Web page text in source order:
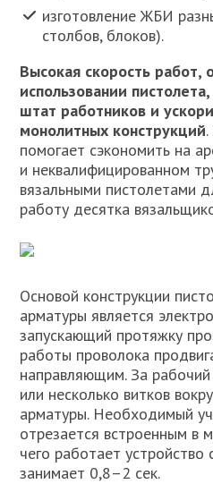
изготовление ЖБИ
столбов, блоков).
Высокая скорость работ,
использовании
штат работников и
монолитных конструкций
помогает сэкономить на
и неквалифицированном
вязальными пистолетами
работу десятка
Основой конструкции
арматуры является
запускающий протяжку
работы проволока
направляющим. За
или несколько витков
арматуры. Необходимый
отрезается встроенным в
чего работает устройство
занимает 0,8–2 сек.